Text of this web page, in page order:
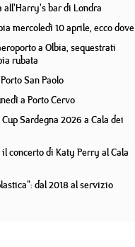
all'Harry's bar di Londra
mercoledì 10 aprile, ecco dove
a Olbia, sequestrati
rubata
San Paolo
a Porto Cervo
Sardegna 2026 a Cala dei
concerto di Katy Perry al Cala
dal 2018 al servizio